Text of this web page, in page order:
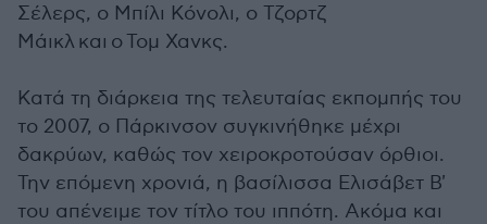
Σέλερς, ο Mπίλι Κόνολι, ο Τζορτζ
Μάικλ και ο Τομ Χανκς.
Κατά τη διάρκεια της τελευταίας εκπομπής του
το 2007, ο Πάρκινσον συγκινήθηκε μέχρι
δακρύων, καθώς τον χειροκροτούσαν όρθιοι.
Την επόμενη χρονιά, η βασίλισσα Ελισάβετ Β'
του απένειμε τον τίτλο του ιππότη. Ακόμα και